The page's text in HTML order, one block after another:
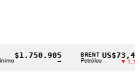
$1.750.905 BRENT
Petróleo
US$73,48
▼ 1.12